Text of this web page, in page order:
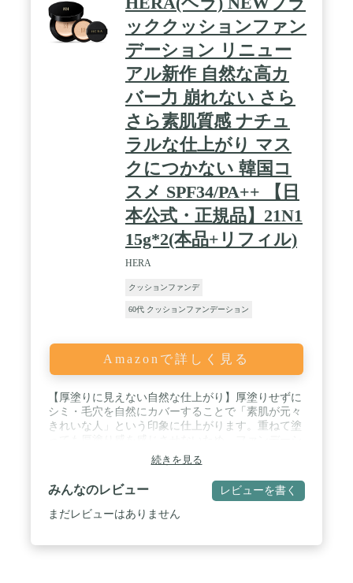
ッククッションファン
デーション リニュー
アル新作 自然な高カ
バー力 崩れない さら
さら素肌質感 ナチュ
ラルな仕上がり マス
クにつかない 韓国コ
スメ SPF34/PA++ 【日
本公式・正規品】21N1
15g*2(本品+リフィル)
HERA
クッションファンデ
60代 クッションファンデーション
Amazonで詳しく見る
【厚塗りに見えない自然な仕上がり】厚塗りせずに
シミ・毛穴を自然にカバーすることで「素肌が元々
きれいな人」という印象に仕上がります。重ねて塗
ョンで自然な美しさを手に入れたい女性におすすめ
です。 / 【至近距離でもシミ・毛穴が気にならな
い】マルチポアサイズ技術を採用し、毛穴などの凹
凸もよれたりせず、肌に密着して均一にカバー。軽
い使用感で薄塗りなのに、きめの整った明るいセミ
続きを見る
みんなのレビュー レビューを書く
まだレビューはありません